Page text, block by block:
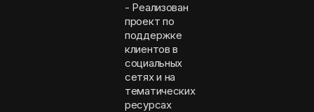
- Реализован
проект по
поддержке
клиентов в
социальных
сетях и на
тематических
ресурсах